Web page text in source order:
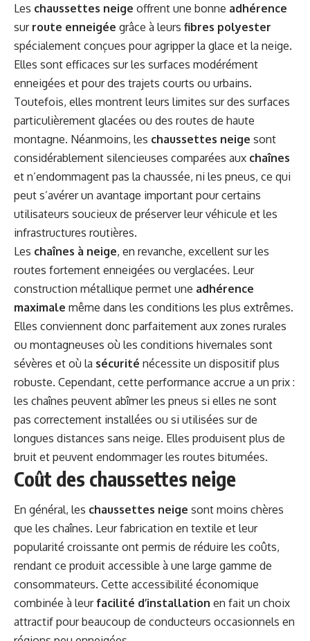
Les chaussettes neige offrent une bonne adhérence
sur route enneigée grâce à leurs fibres polyester
spécialement conçues pour agripper la glace et la neige.
Elles sont efficaces sur les surfaces modérément
enneigées et pour des trajets courts ou urbains.
Toutefois, elles montrent leurs limites sur des surfaces
particulièrement glacées ou des routes de haute
montagne. Néanmoins, les chaussettes neige sont
considérablement silencieuses comparées aux chaînes
et n’endommagent pas la chaussée, ni les pneus, ce qui
peut s’avérer un avantage important pour certains
utilisateurs soucieux de préserver leur véhicule et les
infrastructures routières.
Les chaînes à neige, en revanche, excellent sur les
routes fortement enneigées ou verglacées. Leur
construction métallique permet une adhérence
maximale même dans les conditions les plus extrêmes.
Elles conviennent donc parfaitement aux zones rurales
ou montagneuses où les conditions hivernales sont
sévères et où la sécurité nécessite un dispositif plus
robuste. Cependant, cette performance accrue a un prix :
les chaînes peuvent abîmer les pneus si elles ne sont
pas correctement installées ou si utilisées sur de
longues distances sans neige. Elles produisent plus de
bruit et peuvent endommager les routes bitumées.
Coût des chaussettes neige
En général, les chaussettes neige sont moins chères
que les chaînes. Leur fabrication en textile et leur
popularité croissante ont permis de réduire les coûts,
rendant ce produit accessible à une large gamme de
consommateurs. Cette accessibilité économique
combinée à leurfacilité d’installation en fait un choix
attractif pour beaucoup de conducteurs occasionnels en